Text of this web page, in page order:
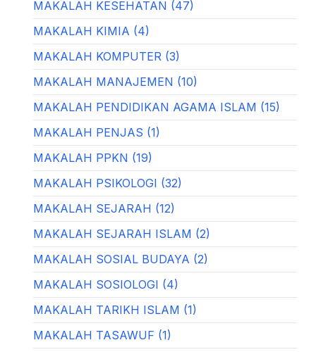
MAKALAH KESEHATAN (47)
MAKALAH KIMIA (4)
MAKALAH KOMPUTER (3)
MAKALAH MANAJEMEN (10)
MAKALAH PENDIDIKAN AGAMA ISLAM (15)
MAKALAH PENJAS (1)
MAKALAH PPKN (19)
MAKALAH PSIKOLOGI (32)
MAKALAH SEJARAH (12)
MAKALAH SEJARAH ISLAM (2)
MAKALAH SOSIAL BUDAYA (2)
MAKALAH SOSIOLOGI (4)
MAKALAH TARIKH ISLAM (1)
MAKALAH TASAWUF (1)